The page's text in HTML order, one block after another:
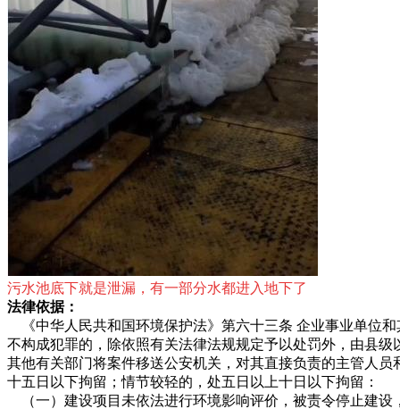
污水池底下就是泄漏，有一部分水都进入地下了
法律依据：
《中华人民共和国环境保护法》第六十三条 企业事业单位
不构成犯罪的，除依照有关法律法规规定予以处罚外，由县
其他有关部门将案件移送公安机关，对其直接负责的主管人
十五日以下拘留；情节较轻的，处五日以上十日以下拘留：
（一）建设项目未依法进行环境影响评价，被责令停止建设